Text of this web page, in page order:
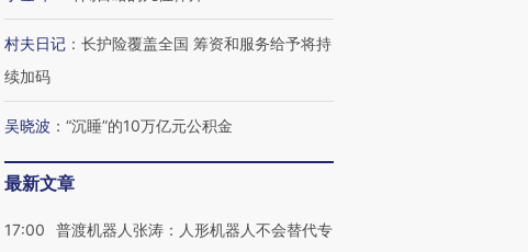
村夫日记 ： 长护险覆盖全国 筹资和服务给予将持
续加码
吴晓波 ： “沉睡”的10万亿元公积金
最新文章
17:00
普渡机器人张涛：人形机器人不会替代专